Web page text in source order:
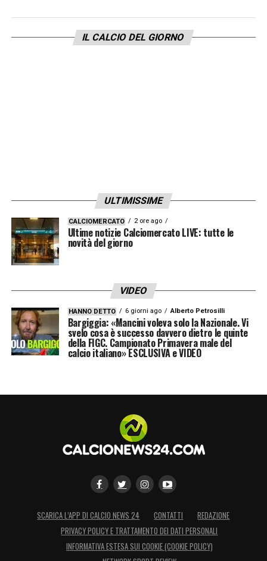
Fofana, Gandelman, Gorter, Kaba, Maleh,
Ngom, Banda, Burnete, Esteban, Laerke,
IL CALCIO DEL GIORNO
ULTIMISSIME
CALCIOMERCATO 2 ore ago
Ultime notizie Calciomercato LIVE: tutte le
novità del giorno
VIDEO
HANNO DETTO 6 giorni ago Alberto Petrosilli
Bargiggia: «Mancini voleva solo la Nazionale. Vi
svelo cosa è successo davvero dietro le quinte
della FIGC. Campionato Primavera male del
calcio italiano» ESCLUSIVA e VIDEO
SCARICA L’APP DI CALCIO NEWS 24 CONTATTI
REDAZIONE
PRIVACY POLICY E TRATTAMENTO DEI DATI PERSONALI
INFORMATIVA ESTESA SUI COOKIE (COOKIE POLICY)